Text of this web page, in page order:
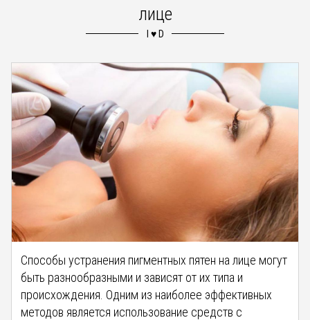
лице
Способы устранения пигментных пятен на лице могут
быть разнообразными и зависят от их типа и
происхождения. Одним из наиболее эффективных
методов является использование средств с